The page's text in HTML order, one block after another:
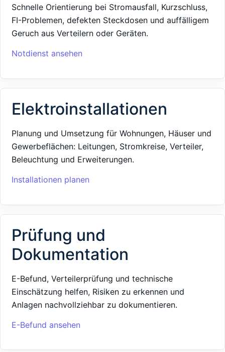
Schnelle Orientierung bei Stromausfall, Kurzschluss,
FI-Problemen, defekten Steckdosen und auffälligem
Geruch aus Verteilern oder Geräten.
Notdienst ansehen
Elektroinstallationen
Planung und Umsetzung für Wohnungen, Häuser und
Gewerbeflächen: Leitungen, Stromkreise, Verteiler,
Beleuchtung und Erweiterungen.
Installationen planen
Prüfung und
Dokumentation
E-Befund, Verteilerprüfung und technische
Einschätzung helfen, Risiken zu erkennen und
Anlagen nachvollziehbar zu dokumentieren.
E-Befund ansehen